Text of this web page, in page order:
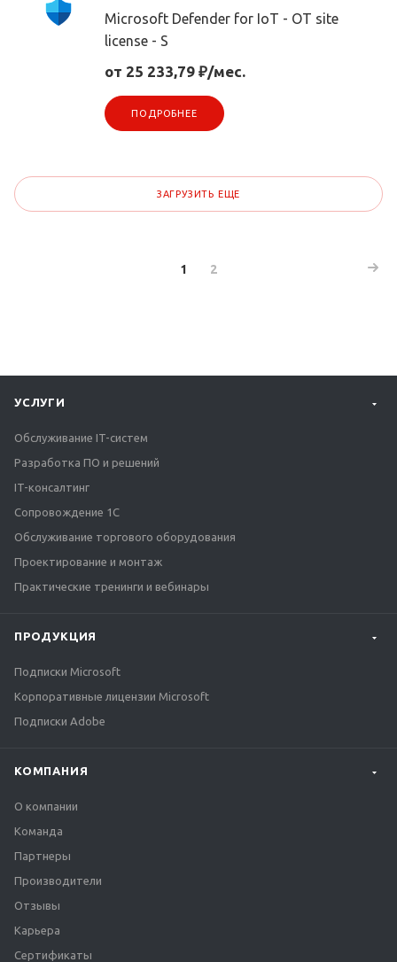
Microsoft Defender for IoT - OT site
license - S
от 25 233,79 ₽/мес.
ПОДРОБНЕЕ
ЗАГРУЗИТЬ ЕЩЕ
1 2
УСЛУГИ
Обслуживание IT-систем
Разработка ПО и решений
IT-консалтинг
Сопровождение 1С
Обслуживание торгового оборудования
Проектирование и монтаж
Практические тренинги и вебинары
ПРОДУКЦИЯ
Подписки Microsoft
Корпоративные лицензии Microsoft
Подписки Adobe
КОМПАНИЯ
О компании
Команда
Партнеры
Производители
Отзывы
Карьера
Сертификаты